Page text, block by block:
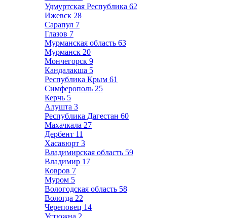
Удмуртская Республика 62
Ижевск 28
Сарапул 7
Глазов 7
Мурманская область 63
Мурманск 20
Мончегорск 9
Кандалакша 5
Республика Крым 61
Симферополь 25
Керчь 5
Алушта 3
Республика Дагестан 60
Махачкала 27
Дербент 11
Хасавюрт 3
Владимирская область 59
Владимир 17
Ковров 7
Муром 5
Вологодская область 58
Вологда 22
Череповец 14
Устюжна 2